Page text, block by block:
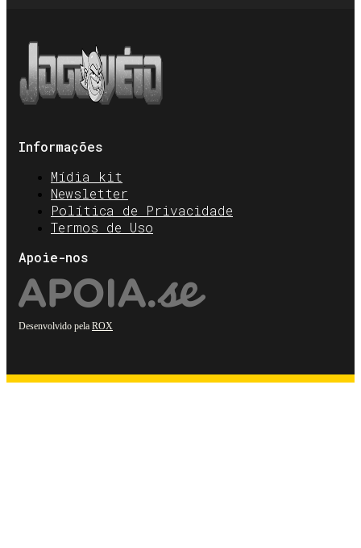
Informações
Mídia kit
Newsletter
Política de Privacidade
Termos de Uso
Apoie-nos
Desenvolvido pela ROX